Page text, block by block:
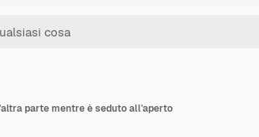
parte mentre è seduto all'aperto